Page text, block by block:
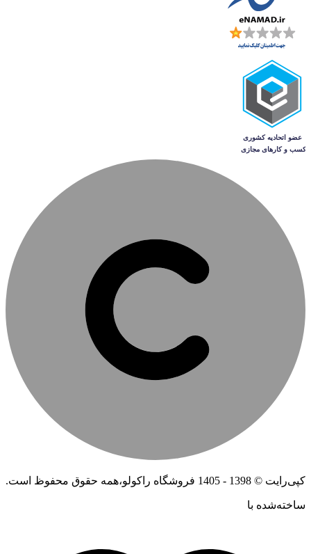
کپی‌رایت © 1398 - 1405 فروشگاه راکولو،همه حقوق محفوظ است.
ساخته‌شده ‌با